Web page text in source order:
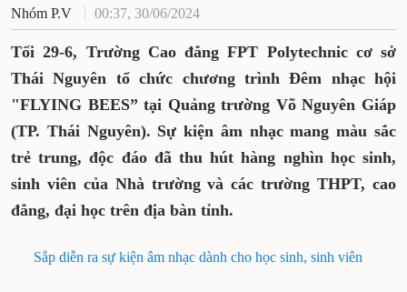
Nhóm P.V 00:37, 30/06/2024
Tối 29-6, Trường Cao đẳng FPT Polytechnic cơ sở
Thái Nguyên tổ chức chương trình Đêm nhạc hội
"FLYING BEES” tại Quảng trường Võ Nguyên Giáp
(TP. Thái Nguyên). Sự kiện âm nhạc mang màu sắc
trẻ trung, độc đáo đã thu hút hàng nghìn học sinh,
sinh viên của Nhà trường và các trường THPT, cao
đẳng, đại học trên địa bàn tỉnh.
Sắp diễn ra sự kiện âm nhạc dành cho học sinh, sinh viên